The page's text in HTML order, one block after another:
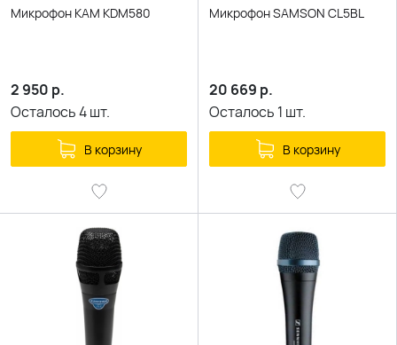
Микрофон KAM KDM580
2 950 р.
Осталось4шт.
В корзину
Микрофон SAMSON CL5BL
20 669 р.
Осталось 1 шт.
В корзину